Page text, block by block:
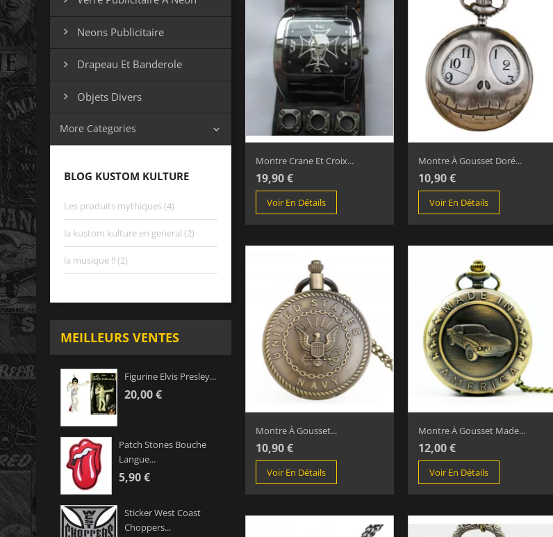
 Neons Publicitaire
 Drapeau Et Banderole
 Objets Divers
More Categories 
BLOG KUSTOM KULTURE
Les produits mythiques (4)
la kustom kulture en general (2)
la musique !! (2)
MEILLEURS VENTES
Figurine Elvis Presley...
20,00 €
Patch Stones Bouche
Langue...
5,90 €
Sticker West Coast
Choppers...
Montre Crane Et Croix...
19,90 €
Voir En Détails
Montre À Gousset Doré...
10,90 €
Voir En Détails
Montre À Gousset...
10,90 €
Voir En Détails
Montre À Gousset Made...
12,00 €
Voir En Détails